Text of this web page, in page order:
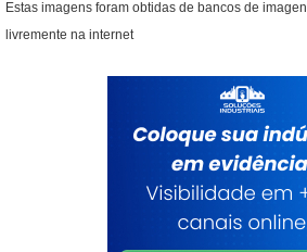
Estas imagens foram obtidas de bancos de
livremente na internet